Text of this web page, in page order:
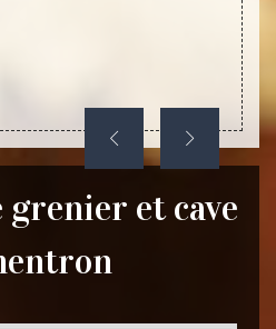
grenier et cave